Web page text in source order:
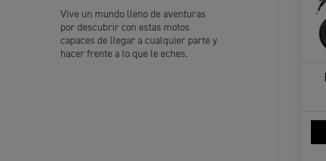
Vive un mundo lleno de aventuras
por descubrir con estas motos
capaces de llegar a cualquier parte y
hacer frente a lo que le eches.